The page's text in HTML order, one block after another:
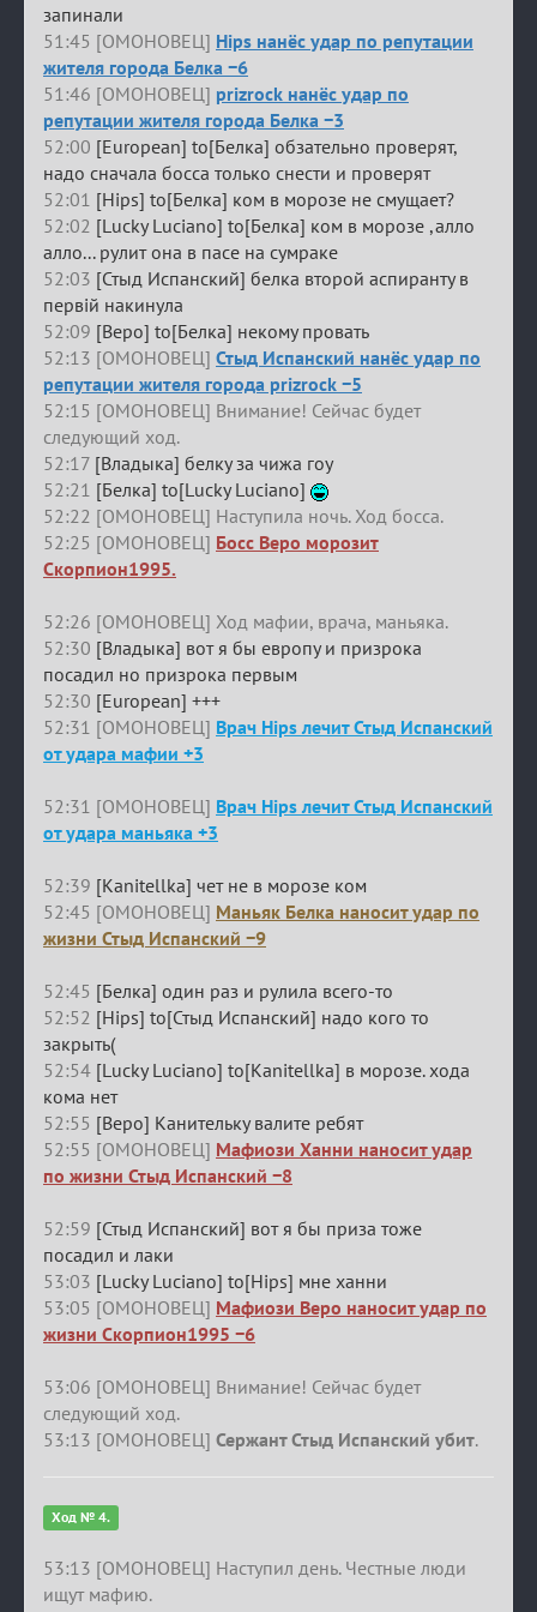
запинали
51:45 [ОМОНОВЕЦ] Hips нанёс удар по репутации
жителя города Белка −6
51:46 [ОМОНОВЕЦ] prizrock нанёс удар по
репутации жителя города Белка −3
52:00 [European] to[Белка] обзательно проверят,
надо сначала босса только снести и проверят
52:01 [Hips] to[Белка] ком в морозе не смущает?
52:02 [Lucky Luciano] to[Белка] ком в морозе ,алло
алло... рулит она в пасе на сумраке
52:03 [Стыд Испанский] белка второй аспиранту в
первій накинула
52:09 [Веро] to[Белка] некому провать
52:13 [ОМОНОВЕЦ] Стыд Испанский нанёс удар по
репутации жителя города prizrock −5
52:15 [ОМОНОВЕЦ] Внимание! Сейчас будет
следующий ход.
52:17 [Владыка] белку за чижа гоу
52:21 [Белка] to[Lucky Luciano]
52:22 [ОМОНОВЕЦ] Наступила ночь. Ход босса.
52:25 [ОМОНОВЕЦ] Босс Веро морозит
Скорпион1995.
52:26 [ОМОНОВЕЦ] Ход мафии, врача, маньяка.
52:30 [Владыка] вот я бы европу и призрока
посадил но призрока первым
52:30 [European] +++
52:31 [ОМОНОВЕЦ] Врач Hips лечит Стыд Испанский
от удара мафии +3
52:31 [ОМОНОВЕЦ] Врач Hips лечит Стыд Испанский
от удара маньяка +3
52:39 [Kanitellka] чет не в морозе ком
52:45 [ОМОНОВЕЦ] Маньяк Белка наносит удар по
жизни Стыд Испанский −9
52:45 [Белка] один раз и рулила всего-то
52:52 [Hips] to[Стыд Испанский] надо кого то
закрыть(
52:54 [Lucky Luciano] to[Kanitellka] в морозе. хода
кома нет
52:55 [Веро] Канительку валите ребят
52:55 [ОМОНОВЕЦ] Мафиози Ханни наносит удар
по жизни Стыд Испанский −8
52:59 [Стыд Испанский] вот я бы приза тоже
посадил и лаки
53:03 [Lucky Luciano] to[Hips] мне ханни
53:05 [ОМОНОВЕЦ] Мафиози Веро наносит удар по
жизни Скорпион1995 −6
53:06 [ОМОНОВЕЦ] Внимание! Сейчас будет
следующий ход.
53:13 [ОМОНОВЕЦ] Сержант Стыд Испанский убит.
Ход № 4.
53:13 [ОМОНОВЕЦ] Наступил день. Честные люди
ищут мафию.